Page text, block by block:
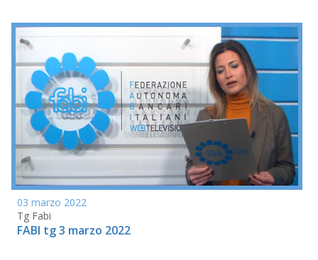
03 marzo 2022
Tg Fabi
FABI tg 3 marzo 2022